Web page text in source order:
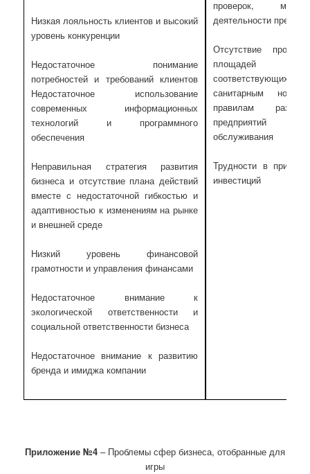
Низкая лояльность клиентов и высокий
уровень конкуренции
Недостаточное понимание
потребностей и требований клиентов
Недостаточное использование
современных информационных
технологий и программного
обеспечения
Неправильная стратегия развития
бизнеса и отсутствие плана действий
вместе с недостаточной гибкостью и
адаптивностью к изменениям на рынке
и внешней среде
Низкий уровень финансовой
грамотности и управления финансами
Недостаточное внимание к
экологической ответственности и
социальной ответственности бизнеса
Недостаточное внимание к развитию
бренда и имиджа компании
проверок,
деятельности
Отсутствие
площадей
соответствующих
санитарным
правилам
предприятий
обслуживания
Трудности в
инвестиций
Приложение №4 – Проблемы сфер бизнеса, отобранные для
игры